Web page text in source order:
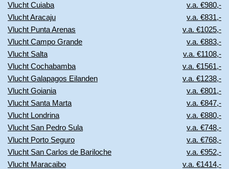
Vlucht Cuiaba
v.a. €980,-
Vlucht Aracaju
v.a. €831,-
Vlucht Punta Arenas
v.a. €1025,-
Vlucht Campo Grande
v.a. €883,-
Vlucht Salta
v.a. €1108,-
Vlucht Cochabamba
v.a. €1561,-
Vlucht Galapagos Eilanden
v.a. €1238,-
Vlucht Goiania
v.a. €801,-
Vlucht Santa Marta
v.a. €847,-
Vlucht Londrina
v.a. €880,-
Vlucht San Pedro Sula
v.a. €748,-
Vlucht Porto Seguro
v.a. €768,-
Vlucht San Carlos de Bariloche
v.a. €952,-
Vlucht Maracaibo
v.a. €1414,-